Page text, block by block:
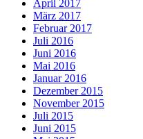
April 2017
März 2017
Februar 2017
Juli 2016
Juni 2016
Mai 2016
Januar 2016
Dezember 2015
November 2015
Juli 2015
Juni 2015